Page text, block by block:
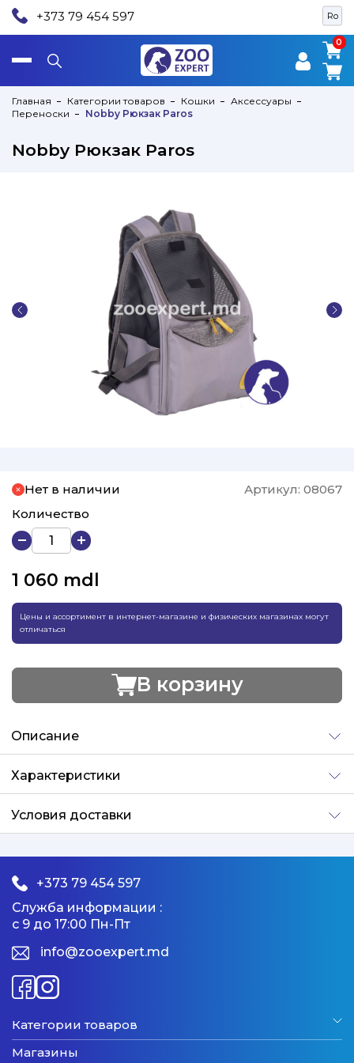
Ro
+373 79 454 597
0
0
Главная Категории товаров Кошки
Аксессуары
Переноски
Nobby Рюкзак Paros
Nobby Рюкзак Paros
Нет в наличии Артикул: 08067
Количество
1 060 mdl
Цены и ассортимент в интернет-магазине и физических магазинах могут
отличаться
В корзину
Описание
Характеристики
Условия доставки
+373 79 454 597
Служба информации :
с 9 до 17:00 Пн-Пт
info@zooexpert.md
Категории товаров
Магазины